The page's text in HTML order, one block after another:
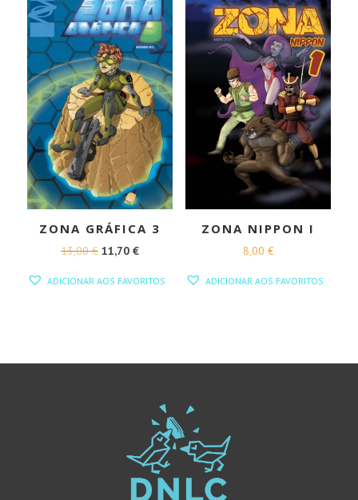
ZONA GRÁFICA 3
13,00€ O
11,70 €O
ADICIONAR AOS FAVORITOS
ZONA NIPPON I
8,00 €
ADICIONAR AOS FAVORITOS